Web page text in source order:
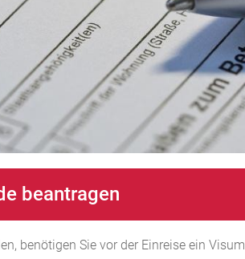
beantragen
benötigen Sie vor der Einreise ein Visum.